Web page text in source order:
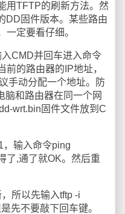
用TFTP的刷新方法。然
DD固件版本。某些路由
定要看仔细。
CMD并回车进入命令
的路由器的IP地址，
手动分配一个地址。防
脑和路由器在同一个网
wrt.bin固件文件放到C
，输入命令ping
了,通了就OK。然后重
所以先输入tftp -i
先不要敲下回车键。